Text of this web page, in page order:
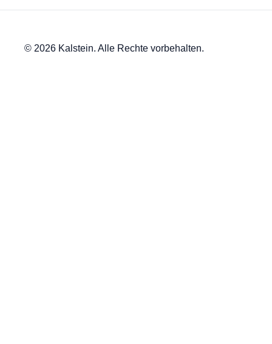
© 2026 Kalstein. Alle Rechte vorbehalten.